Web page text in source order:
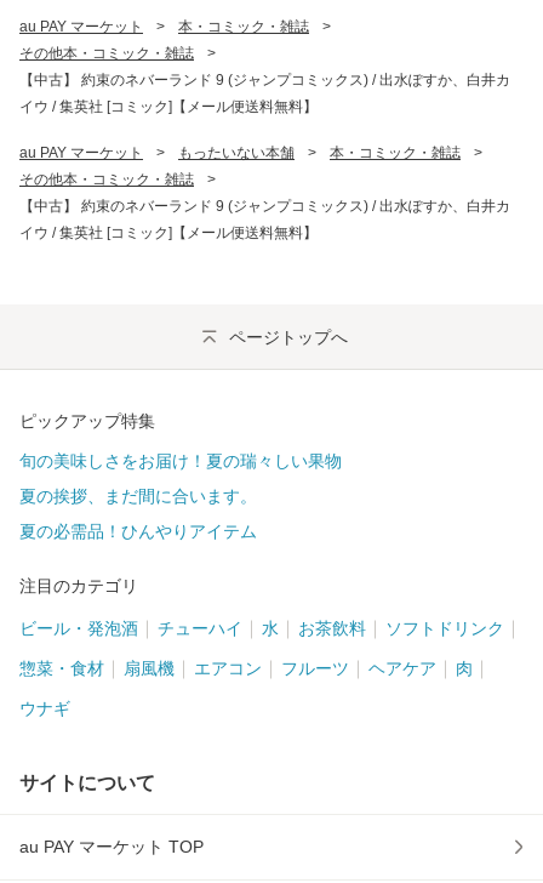
au PAY マーケット > 本・コミック・雑誌
>
その他本・コミック・雑誌
>
【中古】 約束のネバーランド 9 (ジャンプコミックス) / 出水ぽすか、白井カ
イウ / 集英社 [コミック]【メール便送料無料】
au PAY マーケット > もったいない本舗 > 本・コミック・雑誌
>
その他本・コミック・雑誌
>
【中古】 約束のネバーランド 9 (ジャンプコミックス) / 出水ぽすか、白井カ
イウ / 集英社 [コミック]【メール便送料無料】
ページトップへ
ピックアップ特集
旬の美味しさをお届け！夏の瑞々しい果物
夏の挨拶、まだ間に合います。
夏の必需品！ひんやりアイテム
注目のカテゴリ
ビール・発泡酒 チューハイ 水 お茶飲料 ソフトドリンク
惣菜・食材 扇風機 エアコン フルーツ ヘアケア 肉
ウナギ
サイトについて
au PAY マーケット TOP